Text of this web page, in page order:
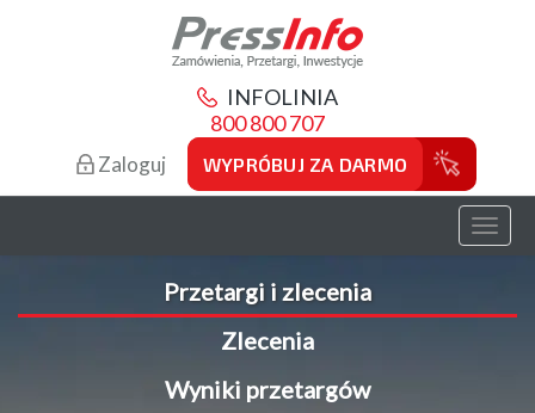
INFOLINIA
800 800 707
Zaloguj WYPRÓBUJ ZA DARMO
Toggle
Przetargi i zlecenia
Zlecenia
Wyniki przetargów